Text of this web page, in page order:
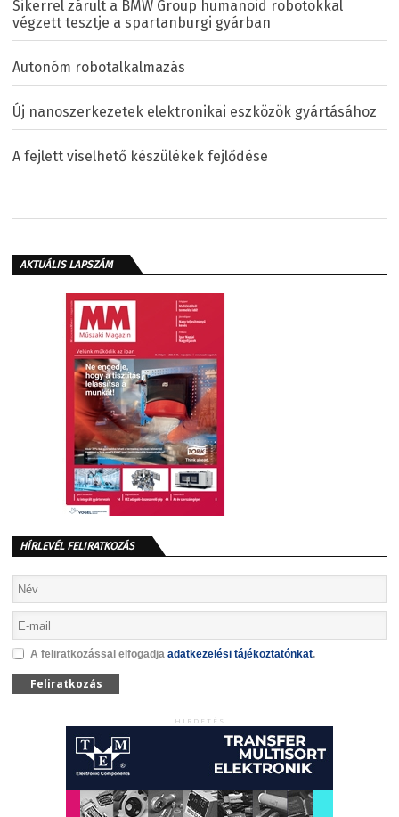
Sikerrel zárult a BMW Group humanoid robotokkal
végzett tesztje a spartanburgi gyárban
Autonóm robotalkalmazás
Új nanoszerkezetek elektronikai eszközök gyártásához
A fejlett viselhető készülékek fejlődése
AKTUÁLIS LAPSZÁM
HÍRLEVÉL FELIRATKOZÁS
A feliratkozással elfogadja adatkezelési tájékoztatónkat.
Feliratkozás
HIRDETÉS